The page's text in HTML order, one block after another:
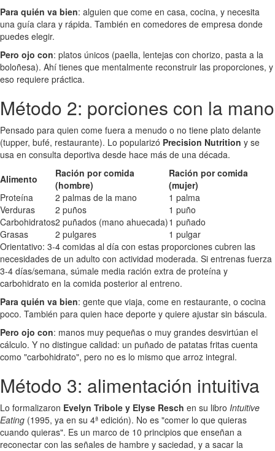
Para quién va bien: alguien que come en casa, cocina, y necesita
una guía clara y rápida. También en comedores de empresa donde
puedes elegir.
Pero ojo con: platos únicos (paella, lentejas con chorizo, pasta a la
boloñesa). Ahí tienes que mentalmente reconstruir las proporciones, y
eso requiere práctica.
Método 2: porciones con la mano
Pensado para quien come fuera a menudo o no tiene plato delante
(tupper, bufé, restaurante). Lo popularizó Precision Nutrition y se
usa en consulta deportiva desde hace más de una década.
Alimento
Ración por comida
(hombre)
Ración por comida
(mujer)
Proteína
2 palmas de la mano
1 palma
Verduras
2 puños
1 puño
Carbohidratos2 puñados (mano ahuecada)1 puñado
Grasas
2 pulgares
1 pulgar
Orientativo: 3-4 comidas al día con estas proporciones cubren las
necesidades de un adulto con actividad moderada. Si entrenas fuerza
3-4 días/semana, súmale media ración extra de proteína y
carbohidrato en la comida posterior al entreno.
Para quién va bien: gente que viaja, come en restaurante, o cocina
poco. También para quien hace deporte y quiere ajustar sin báscula.
Pero ojo con: manos muy pequeñas o muy grandes desvirtúan el
cálculo. Y no distingue calidad: un puñado de patatas fritas cuenta
como "carbohidrato", pero no es lo mismo que arroz integral.
Método 3: alimentación intuitiva
Lo formalizaron Evelyn Tribole y Elyse Resch en su libro Intuitive
Eating (1995, ya en su 4ª edición). No es "comer lo que quieras
cuando quieras". Es un marco de 10 principios que enseñan a
reconectar con las señales de hambre y saciedad, y a sacar la